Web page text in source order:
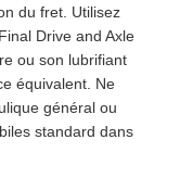
du fret. Utilisez
Drive and Axle
ou son lubrifiant
équivalent. Ne
général ou
standard dans